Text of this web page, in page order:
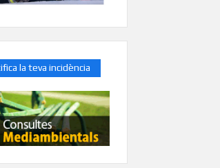
la teva incidència